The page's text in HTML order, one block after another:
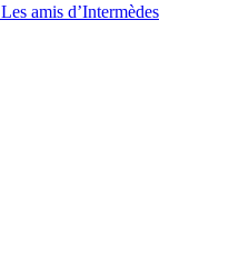
Les amis d’Intermèdes